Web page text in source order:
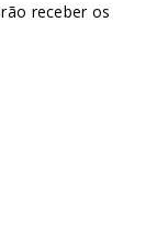
receber os